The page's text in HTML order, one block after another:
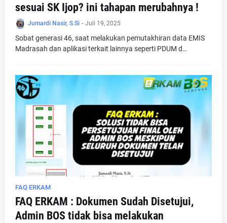
sesuai SK Ijop? ini tahapan merubahnya !
Jumardi Nasir, S.Si - Juli 19, 2025
Sobat generasi 46, saat melakukan pemutakhiran data EMIS
Madrasah dan aplikasi terkait lainnya seperti PDUM d…
FAQ ERKAM
FAQ ERKAM : Dokumen Sudah Disetujui,
Admin BOS tidak bisa melakukan